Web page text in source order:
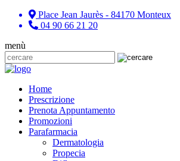
Place Jean Jaurès - 84170 Monteux
04 90 66 21 20
menù
Home
Prescrizione
Prenota Appuntamento
Promozioni
Parafarmacia
Dermatologia
Propecia